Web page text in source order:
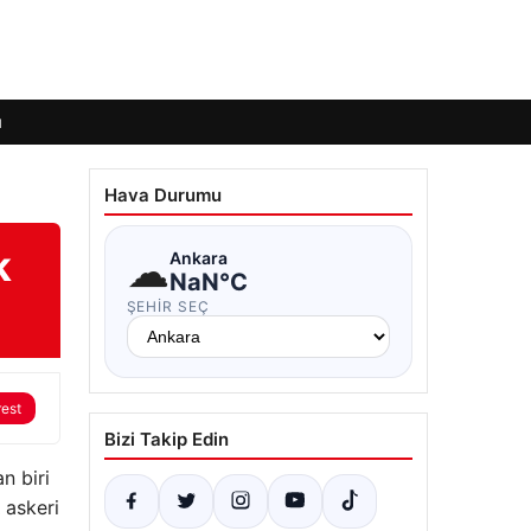
biri
askeri
Hava Durumu
☁Ankara
NaN°C
ŞEHIR SEÇ
Bizi Takip Edin